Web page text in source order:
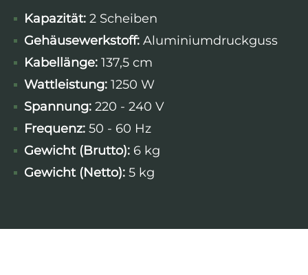
Kapazität: 2 Scheiben
Gehäusewerkstoff: Aluminiumdruckguss
Kabellänge: 137,5 cm
Wattleistung: 1250 W
Spannung: 220 - 240 V
Frequenz: 50 - 60 Hz
Gewicht (Brutto): 6 kg
Gewicht (Netto): 5 kg